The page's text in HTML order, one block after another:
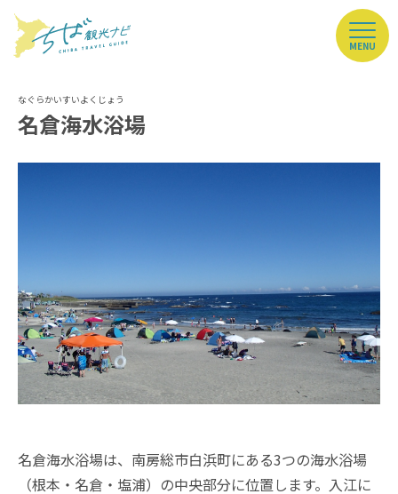
MENU
名倉海水浴場
名倉海水浴場は、南房総市白浜町にある3つの海水浴場
（根本・名倉・塩浦）の中央部分に位置します。入江に